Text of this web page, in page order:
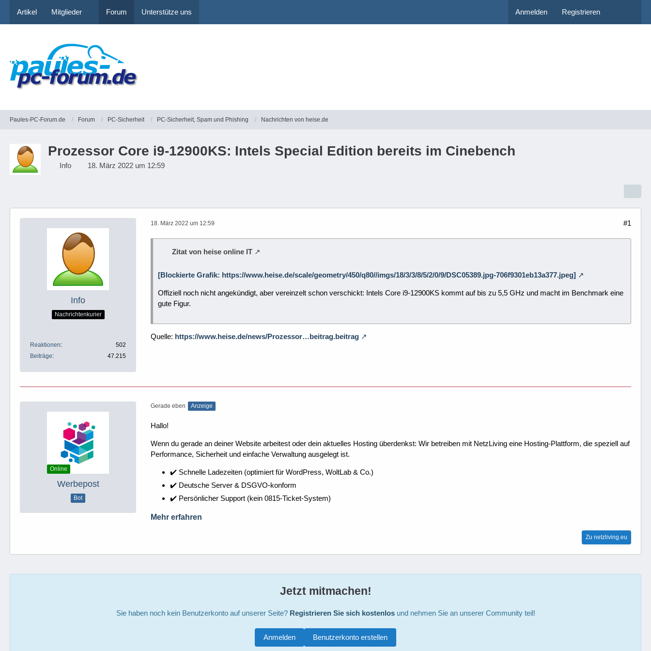
Artikel Mitglieder Forum Unterstütze uns Anmelden Registrieren
Paules-PC-Forum.de Forum PC-Sicherheit PC-Sicherheit, Spam und Phishing Nachrichten von heise.de
Prozessor Core i9-12900KS: Intels Special Edition bereits im Cinebench
Info 18. März 2022 um 12:59
Info
Nachrichtenkurier
Reaktionen
502
Beiträge
47.215
18. März 2022 um 12:59 #1
Zitat von heise online IT
[Blockierte Grafik: https://www.heise.de/scale/geometry/450/q80//imgs/18/3/3/8/5/2/0/9/DSC05389.jpg-706f9301eb13a377.jpeg]
Offiziell noch nicht angekündigt, aber vereinzelt schon verschickt: Intels Core i9-12900KS kommt auf bis zu 5,5 GHz und macht im Benchmark eine
gute Figur.
Quelle: https://www.heise.de/news/Prozessor…beitrag.beitrag
Online
Werbepost
Bot
Gerade eben Anzeige
Hallo!
Wenn du gerade an deiner Website arbeitest oder dein aktuelles Hosting überdenkst: Wir betreiben mit NetzLiving eine Hosting-Plattform, die speziell auf
Performance, Sicherheit und einfache Verwaltung ausgelegt ist.
✔️ Schnelle Ladezeiten (optimiert für WordPress, WoltLab & Co.)
✔️ Deutsche Server & DSGVO-konform
✔️ Persönlicher Support (kein 0815-Ticket-System)
Mehr erfahren
Zu netzliving.eu
Jetzt mitmachen!
Sie haben noch kein Benutzerkonto auf unserer Seite? Registrieren Sie sich kostenlosund nehmen Sie an unserer Community teil!
Benutzerkonto erstellen
Anmelden